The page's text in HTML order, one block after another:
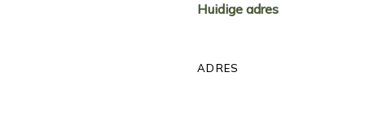
Huidige adres
ADRES